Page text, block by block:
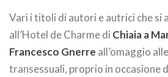
Vari i titoli di autori e autrici che si
all’Hotel de Charme di Chiaia a
Francesco Gnerre all’omaggio
transessuali, proprio in occasione